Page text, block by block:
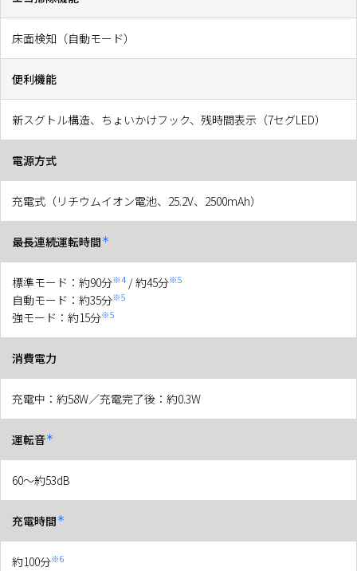
床面検知（自動モード）
便利機能
新スグトル構造、ちょいかけフック、残時間表示（7セグLED）
電源方式
充電式（リチウムイオン電池、25.2V、2500mAh）
最長連続運転時間 ＊
標準モード：約90分※4 / 約45分※5
自動モード：約35分※5
強モード：約15分※5
消費電力
充電中：約58W／充電完了後：約0.3W
運転音＊
60～約53dB
充電時間 ＊
約100分※6